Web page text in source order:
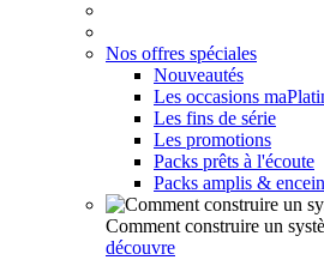
Nos offres spéciales
Nouveautés
Les occasions
Les fins de série
Les promotions
Packs prêts à l'écoute
Packs amplis &
Comment construire un
découvre